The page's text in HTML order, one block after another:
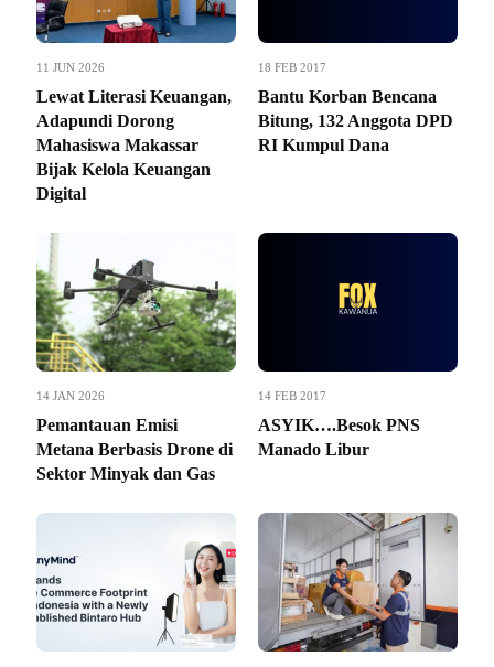
11 JUN 2026
Lewat Literasi Keuangan,
Adapundi Dorong
Mahasiswa Makassar
Bijak Kelola Keuangan
Digital
18 FEB 2017
Bantu Korban Bencana
Bitung, 132 Anggota DPD
RI Kumpul Dana
14 JAN 2026
Pemantauan Emisi
Metana Berbasis Drone di
Sektor Minyak dan Gas
14 FEB 2017
ASYIK….Besok PNS
Manado Libur